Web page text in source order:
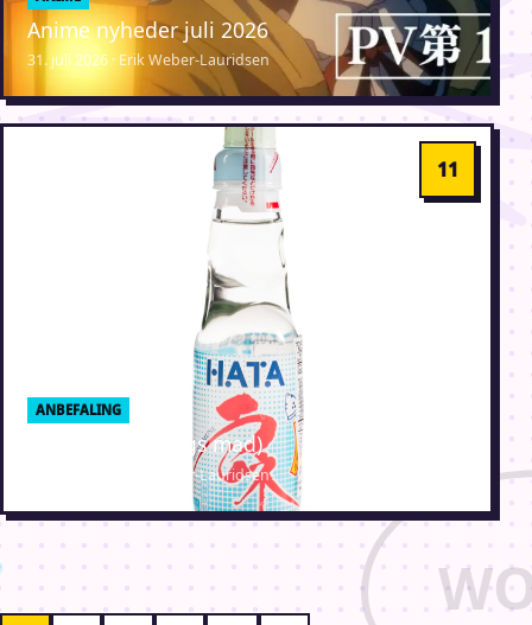
Anime nyheder juli 2026
31. juli 2026 · Erik Weber-Lauridsen
ANBEFALING
Ramune (torsdags mad)
30. juli 2026 · Erik Weber-Lauridsen